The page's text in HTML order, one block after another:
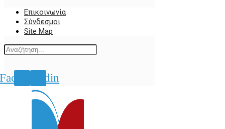
Επικοινωνία
Σύνδεσμοι
Site Map
Linkedin